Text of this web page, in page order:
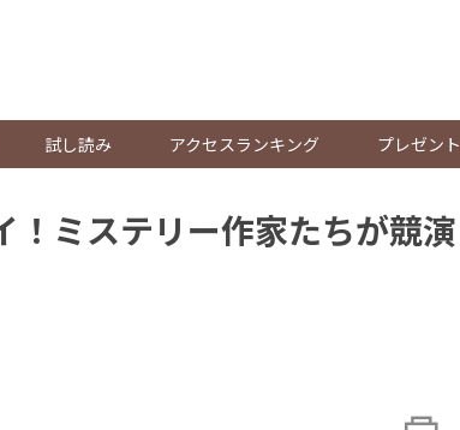
試し読み アクセスランキング プレゼント
！ミステリー作家たちが競演